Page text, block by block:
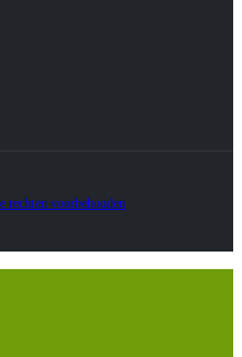
rechten voorbehouden